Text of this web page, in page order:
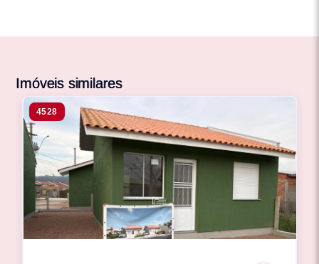
Imóveis similares
4528